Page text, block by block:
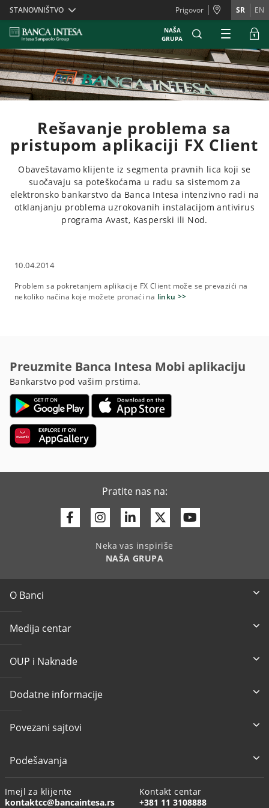
Skiplinks
STANOVNIŠTVO Prigovor SR EN
NAŠA
GRUPA
Rešavanje problema sa
pristupom aplikaciji FX Client
Obaveštavamo klijente iz segmenta pravnih lica koji se
suočavaju sa poteškoćama u radu sa sistemom za
elektronsko bankarstvo da Banca Intesa intenzivno radi na
otklanjanju problema uzrokovanih instalacijom antivirus
programa Avast, Kasperski ili Nod.
10.04.2014
Problem sa pokretanjem aplikacije FX Client može se prevazići na
nekoliko načina koje možete pronaći na linku >>
Preuzmite Banca Intesa Mobi aplikaciju
Bankarstvo pod vašim prstima.
Pratite nas na:
FacebookInstagram
LinkedinTwitter
Neka vas inspiriše
NAŠA GRUPA
O Banci
Medija centar
OUP i Naknade
Dodatne informacije
Povezani sajtovi
Podešavanja
Imejl za klijente
kontaktcc@bancaintesa.rs
Kontakt centar
+381 11 3108888